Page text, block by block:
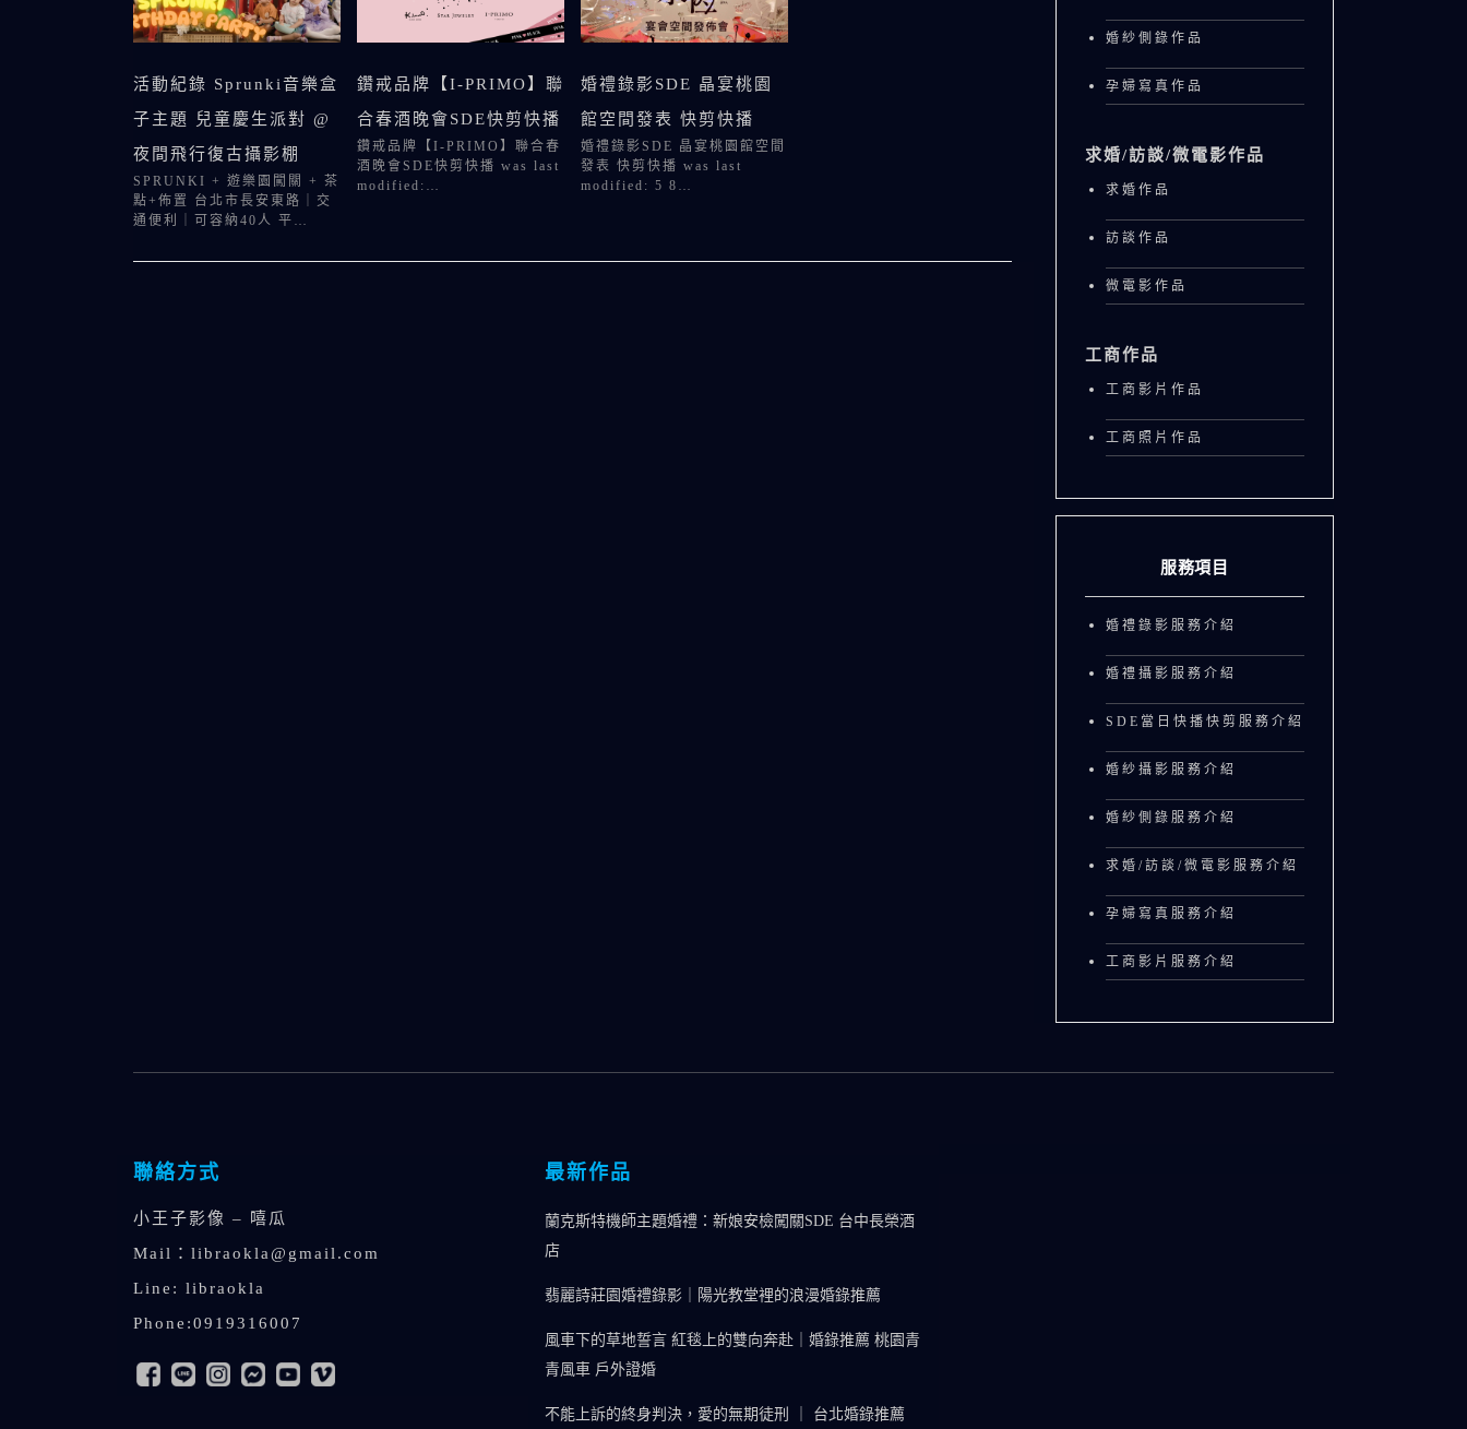
活動紀錄 Sprunki音樂盒
子主題 兒童慶生派對 @
夜間飛行復古攝影棚
SPRUNKI + 遊樂園闖關 + 茶
點+佈置 台北市長安東路｜交
通便利｜可容納40人 平…
鑽戒品牌【I-PRIMO】聯
合春酒晚會SDE快剪快播
鑽戒品牌【I-PRIMO】聯合春
酒晚會SDE快剪快播 was last
modified:…
婚禮錄影SDE 晶宴桃園
館空間發表 快剪快播
婚禮錄影SDE 晶宴桃園館空間
發表 快剪快播 was last
modified: 5 8…
婚紗側錄作品
孕婦寫真作品
求婚/訪談/微電影作品
求婚作品
訪談作品
微電影作品
工商作品
工商影片作品
工商照片作品
服務項目
婚禮錄影服務介紹
婚禮攝影服務介紹
SDE當日快播快剪服務介紹
婚紗攝影服務介紹
婚紗側錄服務介紹
求婚/訪談/微電影服務介紹
孕婦寫真服務介紹
工商影片服務介紹
聯絡方式
小王子影像 – 嘻瓜
Mail： libraokla@gmail.com
Line: libraokla
Phone:0919316007
最新作品
蘭克斯特機師主題婚禮：新娘安檢闖關SDE 台中長榮酒
店
翡麗詩莊園婚禮錄影｜陽光教堂裡的浪漫婚錄推薦
風車下的草地誓言 紅毯上的雙向奔赴｜婚錄推薦 桃園青
青風車 戶外證婚
不能上訴的終身判決，愛的無期徒刑 ｜ 台北婚錄推薦